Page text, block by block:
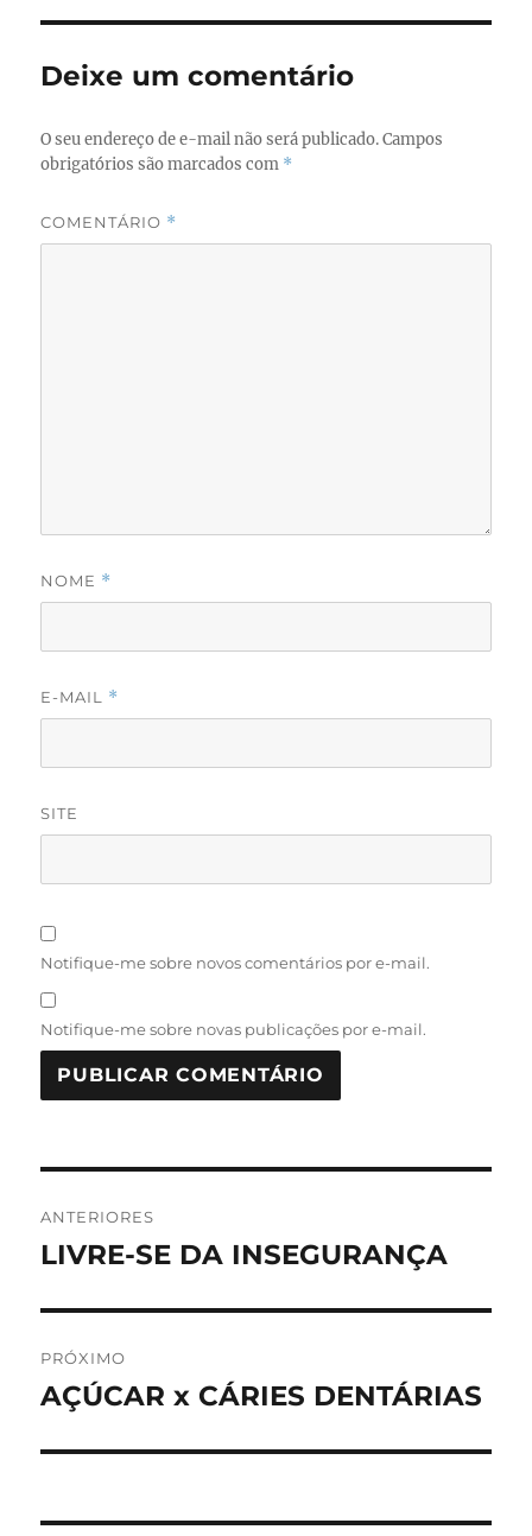
Deixe um comentário
O seu endereço de e-mail não será publicado. Campos
obrigatórios são marcados com *
COMENTÁRIO *
NOME *
E-MAIL *
SITE
Notifique-me sobre novos comentários por e-mail.
Notifique-me sobre novas publicações por e-mail.
de
ANTERIORES
Post
LIVRE-SE DA INSEGURANÇA
PRÓXIMO
Próximo
AÇÚCAR x CÁRIES DENTÁRIAS